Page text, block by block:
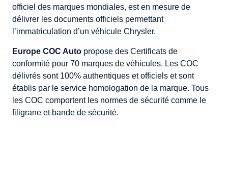
officiel des marques mondiales, est en mesure de
délivrer les documents officiels permettant
l’immatriculation d’un véhicule Chrysler.
Europe COC Autopropose des Certificats de
conformité pour 70 marques de véhicules. Les COC
délivrés sont 100% authentiques et officiels et sont
établis par le service homologation de la marque. Tous
les COC comportent les normes de sécurité comme le
filigrane et bande de sécurité.